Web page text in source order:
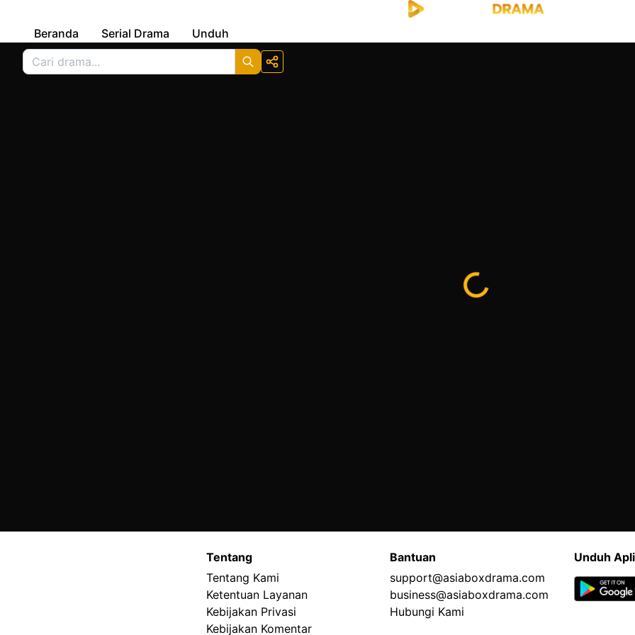
Beranda Serial Drama Unduh
Tentang
Tentang Kami
Ketentuan Layanan
Kebijakan Privasi
Kebijakan Komentar
Bantuan
support@asiaboxdrama.com
business@asiaboxdrama.com
Hubungi Kami
Unduh